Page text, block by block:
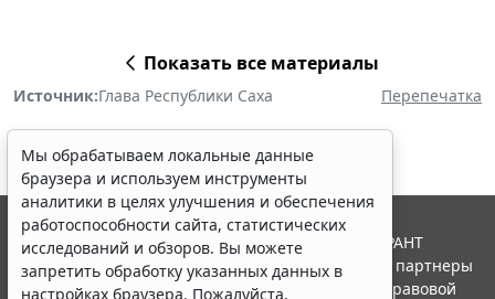
Показать все материалы
Источник:Глава Республики Саха Перепечатка
Мы обрабатываем локальные данные
браузера и используем инструменты
аналитики в целях улучшения и обеспечения
работоспособности сайта, статистических
исследований и обзоров. Вы можете
запретить обработку указанных данных в
настройках браузера. Пожалуйста,
© ООО "НПП "ГАРАНТ-СЕРВИС", 2026. Система ГАРАНТ
выпускается с 1990 года. Компания "Гарант" и ее партнеры
являются участниками Российской ассоциации правовой